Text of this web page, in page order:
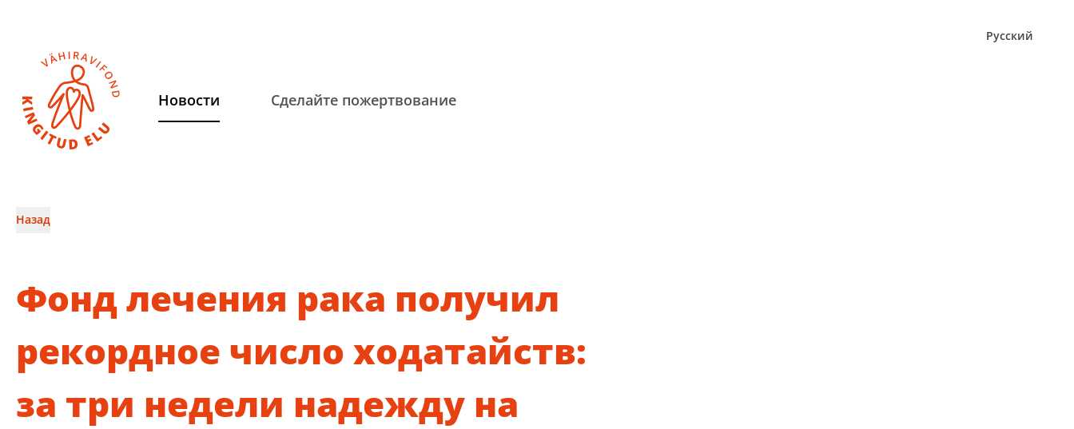
Русский
Hовости Сделайте пожертвование
Назад
Фонд лечения рака получил
рекордное число ходатайств:
за три недели надежду на